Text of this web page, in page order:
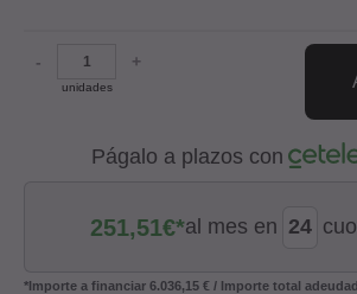
-
unidades
+
Págalo a plazos con
251,51€*al mes en
*Importe a financiar 6.036,15 € / Importe total